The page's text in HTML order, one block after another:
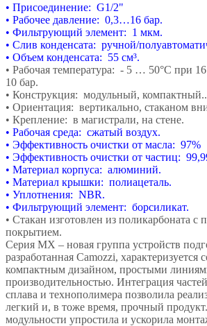
• Присоединение: G1/2"
• Рабочее давление: 0,3…16 бар.
• Фильтрующий элемент: 1 мкм.
• Слив конденсата: ручной/
• Объем конденсата: 55 см³.
• Рабочая температура: - 5 … 50°С при 16
10 бар.
• Конструкция: модульный, компактный..
• Ориентация: вертикально, стаканом
• Крепление: в магистрали, на стене.
• Рабочая среда: сжатый воздух.
• Эффективность очистки от масла: 97%
• Эффективность очистки от частиц:
• Материал корпуса: алюминий.
• Материал крышки: полиацеталь.
• Уплотнения: NBR.
• Фильтрующий элемент: борсиликат.
• Стакан изготовлен из поликарбоната
покрытием.
Серия МХ – новая группа устройств
разработанная Camozzi, характеризуется
компактным дизайном, простыми
производительностью. Интеграция
сплава и технополимера позволила
легкий и, в тоже время, прочный
модульности упростила и ускорила